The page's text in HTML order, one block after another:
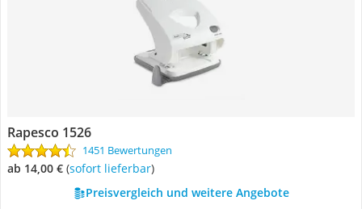
Rapesco 1526
1451 Bewertungen
ab 14,00 € ( Sofort lieferbar)
Preisvergleich und weitere Angebote